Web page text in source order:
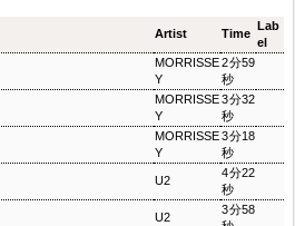
Artist Time
Lab
el
MORRISSE
Y
2分59
秒
MORRISSE
Y
3分32
秒
MORRISSE
Y
3分18
秒
U2
4分22
秒
U2
3分58